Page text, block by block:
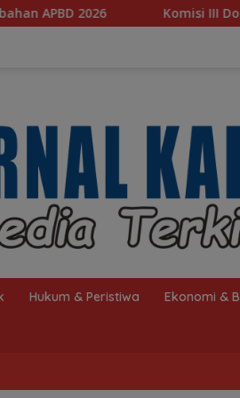
III Dorong Percepatan
Hukum & Peristiwa Ekonomi &